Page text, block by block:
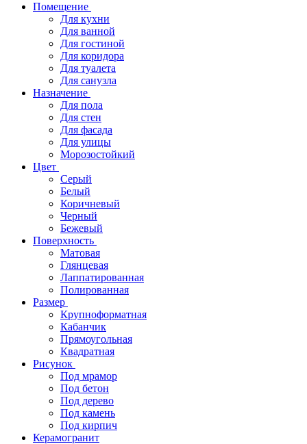
Помещение
Для кухни
Для ванной
Для гостиной
Для коридора
Для туалета
Для санузла
Назначение
Для пола
Для стен
Для фасада
Для улицы
Морозостойкий
Цвет
Серый
Белый
Коричневый
Черный
Бежевый
Поверхность
Матовая
Глянцевая
Лаппатированная
Полированная
Размер
Крупноформатная
Кабанчик
Прямоугольная
Квадратная
Рисунок
Под мрамор
Под бетон
Под дерево
Под камень
Под кирпич
Керамогранит